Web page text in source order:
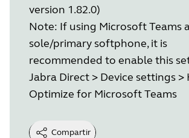
version 1.82.0)
Note: If using Microsoft Teams
sole/primary softphone, it is
recommended to enable this
Jabra Direct > Device settings >
Optimize for Microsoft Teams
Compartir